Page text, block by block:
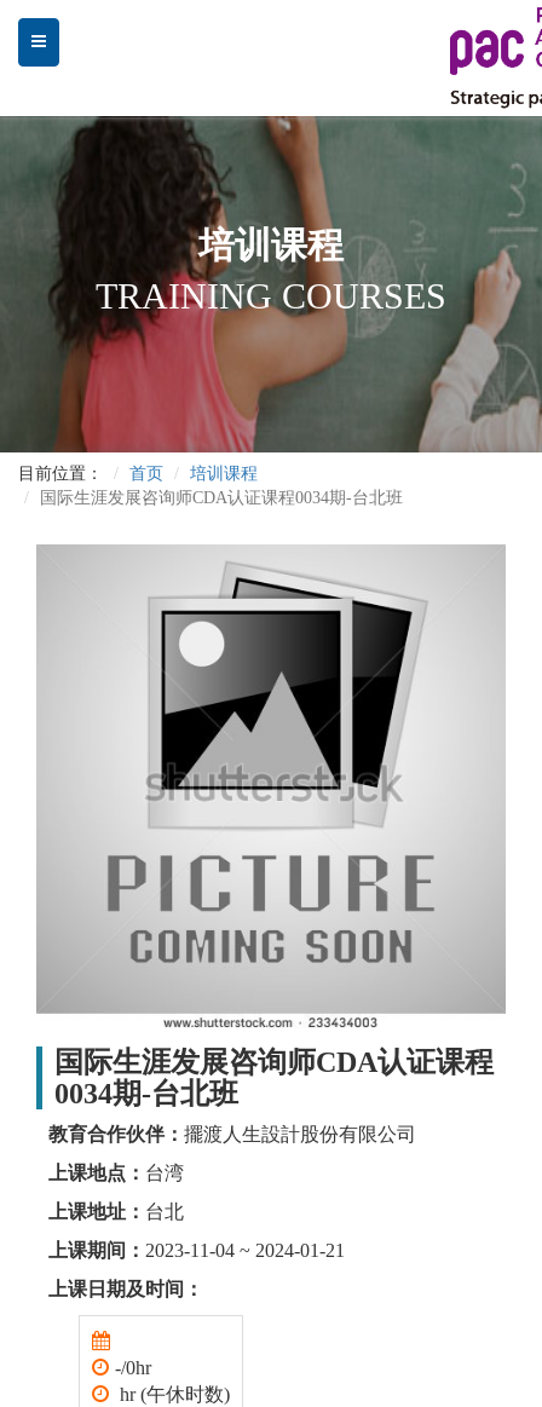
培训课程
TRAINING COURSES
目前位置： 首页
培训课程
国际生涯发展咨询师CDA认证课程0034期-台北班
国际生涯发展咨询师CDA认证课程
0034期-台北班
教育合作伙伴： 擺渡人生設計股份有限公司
上课地点： 台湾
上课地址： 台北
上课期间： 2023-11-04 ~ 2024-01-21
上课日期及时间：
-/0hr
hr (午休时数)